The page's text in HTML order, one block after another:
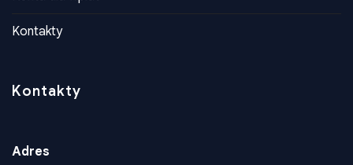
Kontakty
Kontakty
Adres